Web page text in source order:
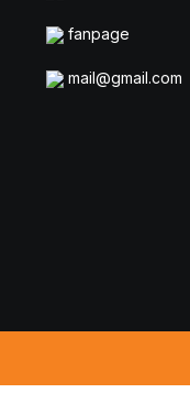
fanpage
mail@gmail.com